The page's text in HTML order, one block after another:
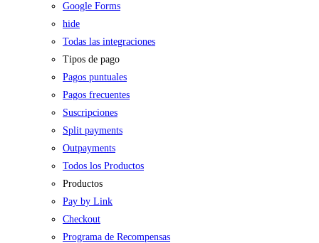
Google Forms
hide
Todas las integraciones
Tipos de pago
Pagos puntuales
Pagos frecuentes
Suscripciones
Split payments
Outpayments
Todos los Productos
Productos
Pay by Link
Checkout
Programa de Recompensas